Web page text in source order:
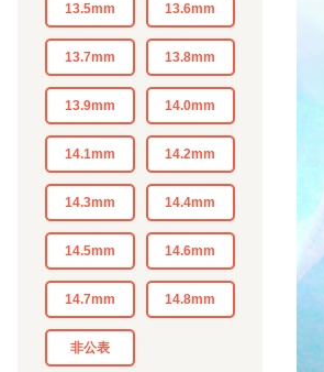
13.5mm 13.6mm
13.7mm 13.8mm
13.9mm 14.0mm
14.1mm 14.2mm
14.3mm 14.4mm
14.5mm 14.6mm
14.7mm 14.8mm
非公表